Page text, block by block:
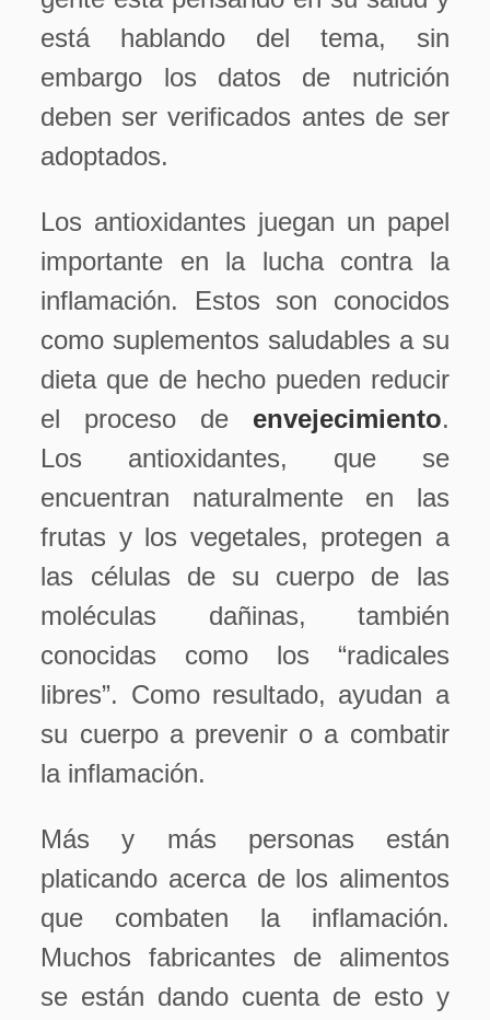
está hablando del tema, sin
embargo los datos de nutrición
deben ser verificados antes de ser
adoptados.
Los antioxidantes juegan un papel
importante en la lucha contra la
inflamación. Estos son conocidos
como suplementos saludables a su
dieta que de hecho pueden reducir
el proceso de envejecimiento.
Los antioxidantes, que se
encuentran naturalmente en las
frutas y los vegetales, protegen a
las células de su cuerpo de las
moléculas dañinas, también
conocidas como los “radicales
libres”. Como resultado, ayudan a
su cuerpo a prevenir o a combatir
la inflamación.
Más y más personas están
platicando acerca de los alimentos
que combaten la inflamación.
Muchos fabricantes de alimentos
se están dando cuenta de esto y